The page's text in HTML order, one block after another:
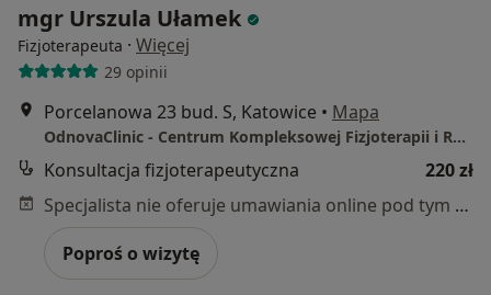
mgr Urszula Ułamek
Fizjoterapeuta · Więcej
29 opinii
Porcelanowa 23 bud. S, Katowice • Mapa
OdnovaClinic - Centrum Kompleksowej Fizjoterapii i Rehabilitacji
Konsultacja fizjoterapeutyczna
220 zł
Specjalista nie oferuje umawiania online pod tym adresem.
Poproś o wizytę